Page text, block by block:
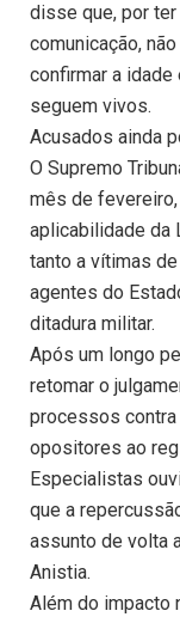
disse que, por
comunicação,
confirmar a
seguem vivos.
Acusados ainda
O Supremo
mês de
aplicabilidade da
tanto a vítimas
agentes do
ditadura militar.
Após um longo
retomar o
processos
opositores ao
Especialistas
que a
assunto de volta
Anistia.
Além do impacto